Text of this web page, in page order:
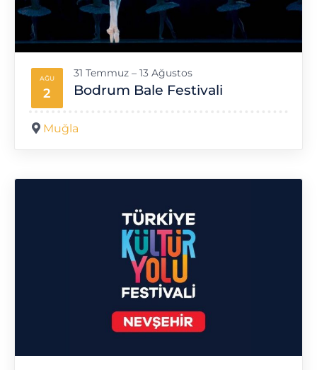
AĞU
2 Bodrum Bale Festivali
31 Temmuz – 13 Ağustos
Muğla